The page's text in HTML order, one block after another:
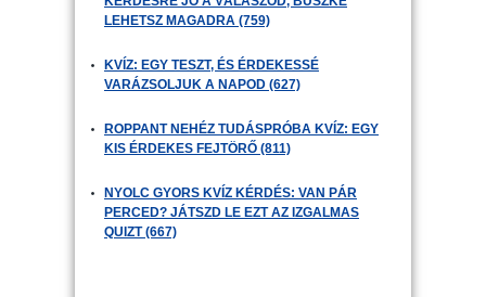
LEHETSZ MAGADRA (759)
KVÍZ: EGY TESZT, ÉS ÉRDEKESSÉ
VARÁZSOLJUK A NAPOD (627)
ROPPANT NEHÉZ TUDÁSPRÓBA KVÍZ: EGY
KIS ÉRDEKES FEJTÖRŐ (811)
NYOLC GYORS KVÍZ KÉRDÉS: VAN PÁR
PERCED? JÁTSZD LE EZT AZ IZGALMAS
QUIZT (667)